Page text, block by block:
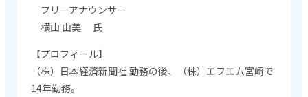
フリーアナウンサー
横山 由美 氏
【プロフィール】
（株）日本経済新聞社 勤務の後、（株）エフエム宮崎で
14年勤務。